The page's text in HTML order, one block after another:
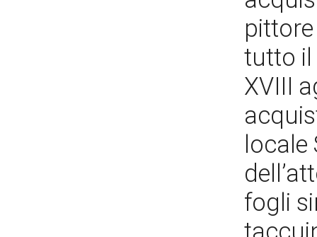
tutto il
XVIII
fogli